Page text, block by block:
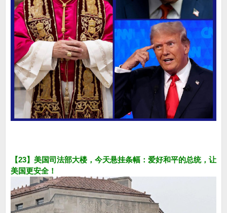
【23】美国司法部大楼，今天悬挂条幅：爱好和平的总统，让
美国更安全！